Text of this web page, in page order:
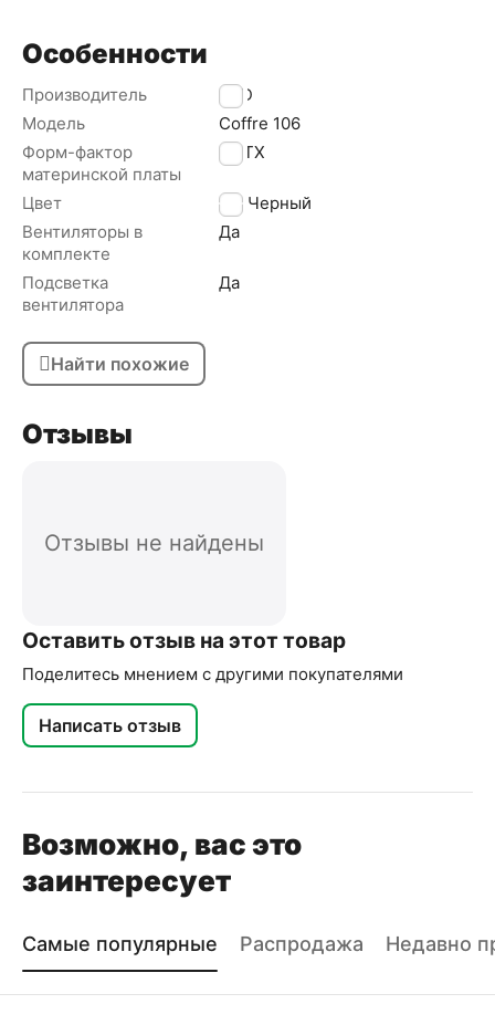
Особенности
Производитель
ACD
Модель
Coffre 106
Форм-фактор
материнской платы
mATX
Цвет
Черный
Вентиляторы в
комплекте
Да
Подсветка
вентилятора
Да
Найти похожие
Отзывы
Отзывы не найдены
Оставить отзыв на этот товар
Поделитесь мнением с другими покупателями
Написать отзыв
Возможно, вас это
заинтересует
Самые популярные Распродажа Недавно